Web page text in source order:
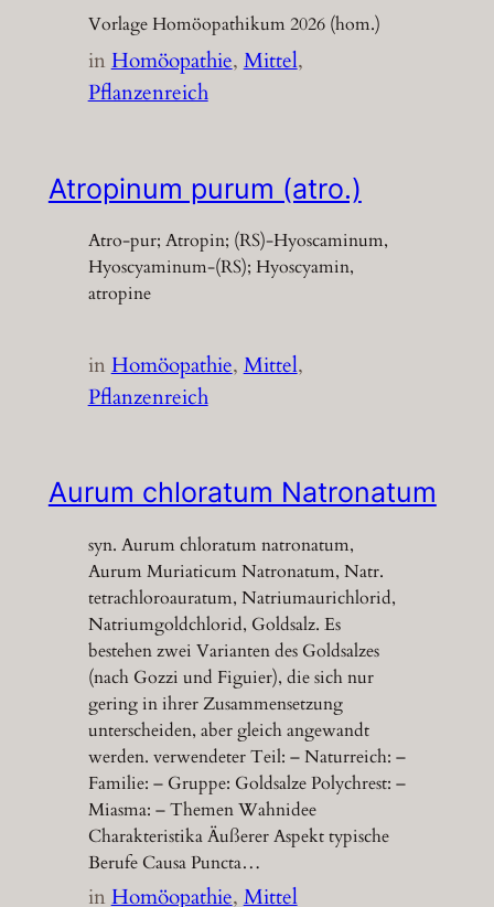
Vorlage Homöopathikum 2026 (hom.)
inHomöopathie, Mittel
Pflanzenreich
Atropinum purum (atro.)
Atro-pur; Atropin; (RS)-Hyoscaminum,
Hyoscyaminum-(RS); Hyoscyamin,
atropine
inHomöopathie, Mittel
Pflanzenreich
Aurum chloratum Natronatum
syn. Aurum chloratum natronatum,
Aurum Muriaticum Natronatum, Natr.
tetrachloroauratum, Natriumaurichlorid,
Natriumgoldchlorid, Goldsalz. Es
bestehen zwei Varianten des Goldsalzes
(nach Gozzi und Figuier), die sich nur
gering in ihrer Zusammensetzung
unterscheiden, aber gleich angewandt
werden. verwendeter Teil: – Naturreich: –
Familie: – Gruppe: Goldsalze Polychrest: –
Miasma: – Themen Wahnidee
Charakteristika Äußerer Aspekt typische
Berufe Causa Puncta…
inHomöopathie, Mittel